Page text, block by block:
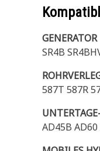
GENERATOR
SR4B
587T 587R
AD45B